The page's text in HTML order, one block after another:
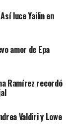
y la gu3rr4
protege a
luce Yailin en
amor de Epa
Ramírez recordó
Valdiri y Lowe